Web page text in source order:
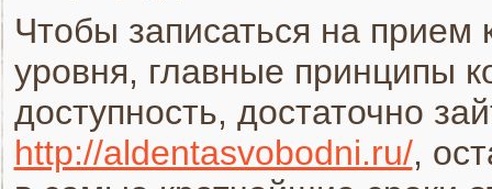
Чтобы записаться на прием
уровня, главные принципы
доступность, достаточно
http://aldentasvobodni.ru/,